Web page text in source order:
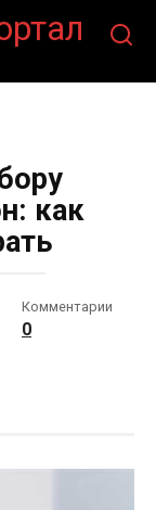
как
Комментарии
0